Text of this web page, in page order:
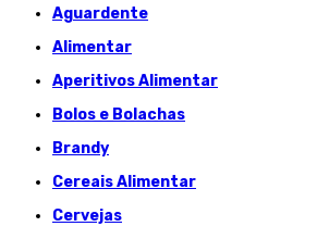
Aguardente
Alimentar
Aperitivos Alimentar
Bolos e Bolachas
Brandy
Cereais Alimentar
Cervejas